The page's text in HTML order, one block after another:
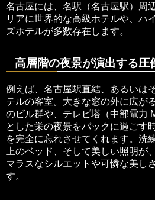
名古屋には、名駅（名古屋駅）周
リアに世界的な高級ホテルや、ハ
ズホテルが多数存在します。
高層階の夜景が演出する圧
例えば、名古屋駅直結、あるいは
テルの客室。大きな窓の外に広が
のビル群や、テレビ塔（中部電力
とした栄の夜景をバックに過ごす
を完全に忘れさせてくれます。洗
上のベッド、そして美しい照明が
マラスなシルエットや可憐な美し
す。